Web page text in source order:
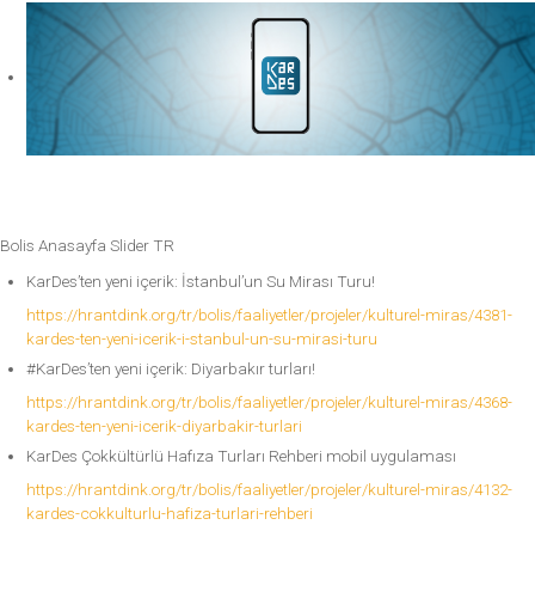
Bolis Anasayfa Slider TR
KarDes’ten yeni içerik: İstanbul’un Su Mirası Turu!
https://hrantdink.org/tr/bolis/faaliyetler/projeler/kulturel-miras/4381-
kardes-ten-yeni-icerik-i-stanbul-un-su-mirasi-turu
#KarDes’ten yeni içerik: Diyarbakır turları!
https://hrantdink.org/tr/bolis/faaliyetler/projeler/kulturel-miras/4368-
kardes-ten-yeni-icerik-diyarbakir-turlari
KarDes Çokkültürlü Hafıza Turları Rehberi mobil uygulaması
https://hrantdink.org/tr/bolis/faaliyetler/projeler/kulturel-miras/4132-
kardes-cokkulturlu-hafiza-turlari-rehberi